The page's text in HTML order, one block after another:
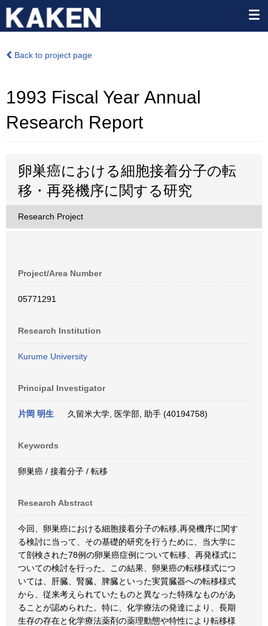
Back to project page
1993 Fiscal Year Annual
Research Report
卵巣癌における細胞接着分子の転
移・再発機序に関する研究
Research Project
Project/Area Number
05771291
Research Institution
Kurume University
Principal Investigator
片岡 明生 久留米大学, 医学部, 助手 (40194758)
Keywords
卵巣癌 / 接着分子 / 転移
Research Abstract
今回、卵巣癌における細胞接着分子の転移,再発機序に関す
る検討に当って、その基礎的研究を行うために、当大学に
て剖検された78例の卵巣癌症例について転移、再発様式に
ついての検討を行った。この結果、卵巣癌の転移様式につ
いては、肝臓、腎臓、脾臓といった実質臓器への転移様式
から、従来考えられていたものと異なった特殊なものがあ
ることが認められた。特に、化学療法の発達により、長期
生存の存在と化学療法薬剤の薬理動態や特性により転移様